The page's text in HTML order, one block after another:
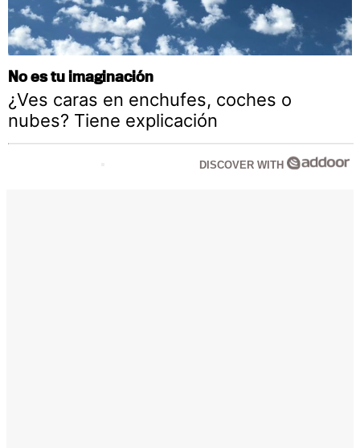
No es tu imaginación
¿Ves caras en enchufes, coches o
nubes? Tiene explicación
DISCOVER WITH